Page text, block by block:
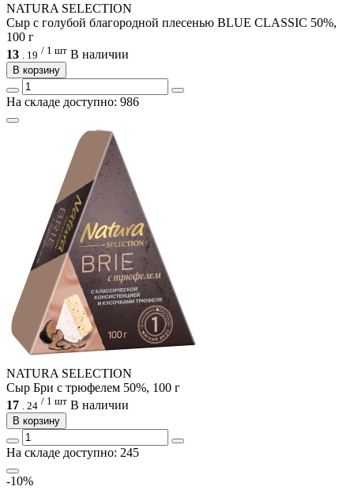
NATURA SELECTION
Сыр с голубой благородной плесенью BLUE CLASSIC 50%,
100 г
13
19 / 1 шт В наличии
В корзину
На складе доступно: 986
NATURA SELECTION
Сыр Бри с трюфелем 50%, 100 г
17 . 24 / 1 шт В наличии
В корзину
На складе доступно: 245
-10%